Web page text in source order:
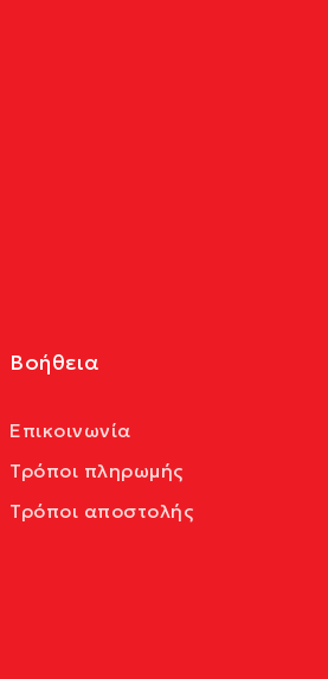
Βοήθεια
Επικοινωνία
Τρόποι πληρωμής
Τρόποι αποστολής